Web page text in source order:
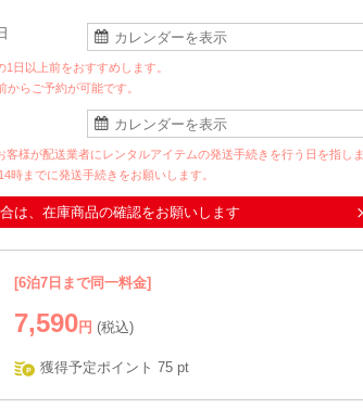
日以上前をおすすめします。
らご予約が可能です。
様が配送業者にレンタルアイテムの発送手続きを行う日を指しま
時までに発送手続きをお願いします。
は、在庫商品の確認をお願いします
[6泊7日まで同一料金]
7,590 円 (税込)
獲得予定ポイント 75 pt